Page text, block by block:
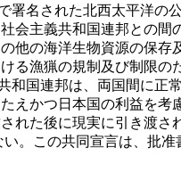
署名された北西太平洋
会主義共和国連邦との間
他の海洋生物資源の保
る漁猟の規制及び制限の
国連邦は、両国間に正
えかつ日本国の利益を
れた後に現実に引き渡さ
。この共同宣言は、批